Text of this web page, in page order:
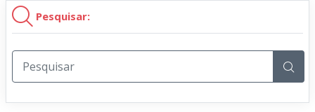
Pesquisar: